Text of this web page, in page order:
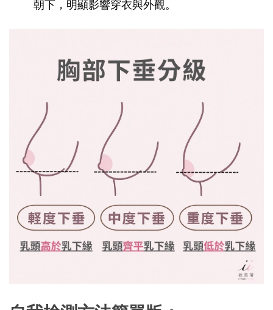
朝下，明顯影響穿衣與外觀。